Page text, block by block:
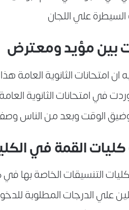
علي اللجان
بين مؤيد ومعترض
امتحانات الثانوية
في امتحانات الثانوية
الوقت وبعد من الناس
القمة في الكليات
التنسيقات الخاصة بها في
علي الدرجات المطلوبة